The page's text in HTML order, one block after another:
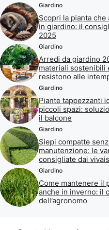
Giardino
Scopri la pianta che
in giardino: il
2025
Giardino
Arredi da giardino
materiali sostenibili
resistono alle
Giardino
Piante tappezzanti
piccoli spazi:
il balcone
Giardino
Siepi compatte
manutenzione: le
consigliate dai
Giardino
Come mantenere il
anche in inverno: il
dell’agronomo